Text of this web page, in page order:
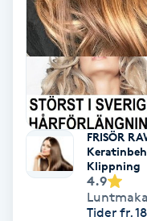
Restorative Yoga
Rosacea
Rosenmetoden
Ryggmassage
Samtalsterapi
FRISÖR
Klippning
4.9
Tider fr.